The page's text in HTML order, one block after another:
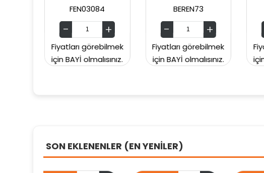
görebilmek
BAYİ olmalısınız.
Fiyatları görebilmek
için BAYİ olmalısınız.
Fiyatları görebilmek
için BAYİ olmalısınız.
SON EKLENENLER (EN YENİLER)